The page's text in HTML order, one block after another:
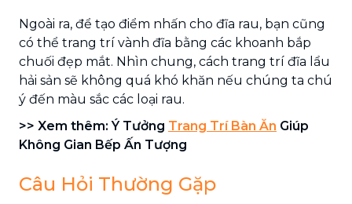
Ngoài ra, để tạo điểm nhấn cho đĩa rau, bạn cũng
có thể trang trí vành đĩa bằng các khoanh bắp
chuối đẹp mắt. Nhìn chung, cách trang trí đĩa lẩu
hải sản sẽ không quá khó khăn nếu chúng ta chú
ý đến màu sắc các loại rau.
>> Xem thêm: Ý Tưởng Trang Trí Bàn Ăn Giúp
Không Gian Bếp Ấn Tượng
Câu Hỏi Thường Gặp